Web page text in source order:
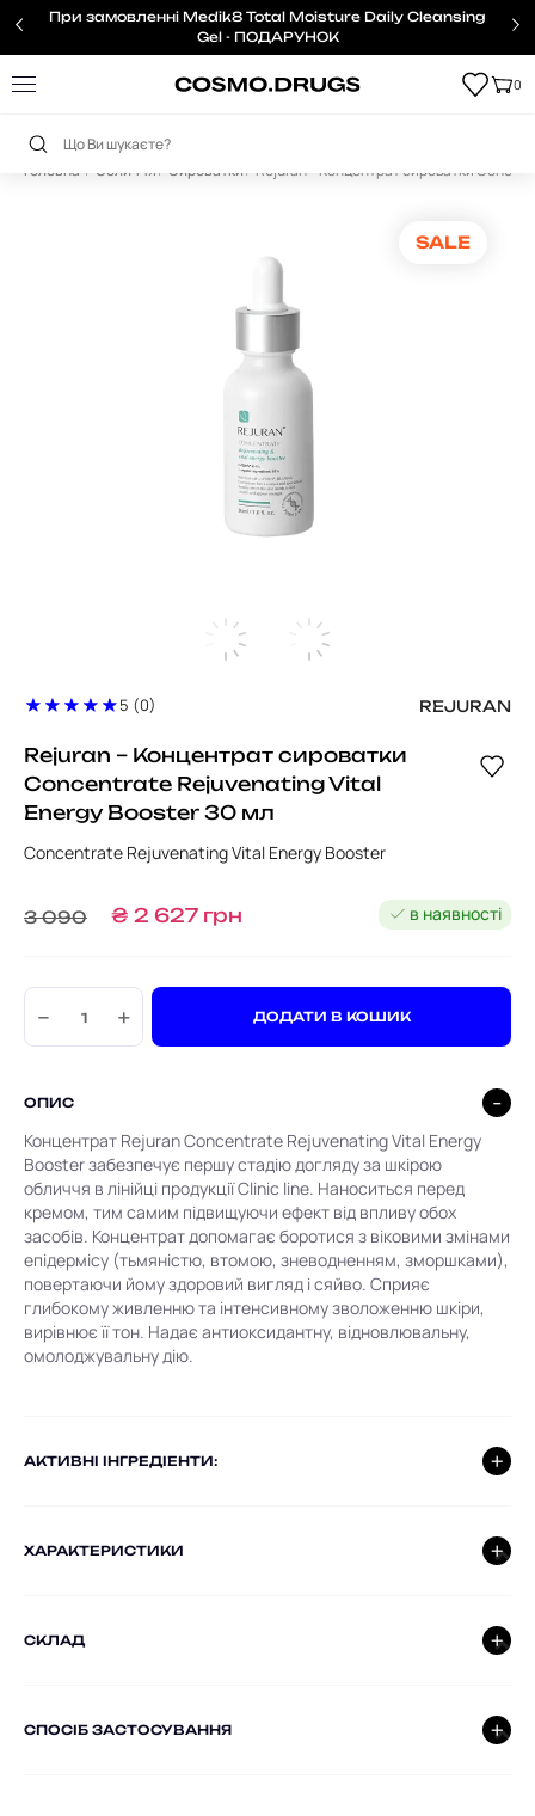
При замовленні Medik8 Total Moisture Daily Cleansing
Gel - ПОДАРУНОК
0
Головна Обличчя Сироватки Rejuran – Концентрат сироватки
SALE
5 (0) REJURAN
Rejuran – Концентрат сироватки
Concentrate Rejuvenating Vital
Energy Booster 30 мл
Concentrate Rejuvenating Vital Energy Booster
3 090 ₴ 2 627 грн в наявності
− + ДОДАТИ В КОШИК
ОПИС
Концентрат Rejuran Concentrate Rejuvenating Vital Energy
Booster забезпечує першу стадію догляду за шкірою
обличчя в лінійці продукції Clinic line. Наноситься перед
кремом, тим самим підвищуючи ефект від впливу обох
засобів. Концентрат допомагає боротися з віковими змінами
епідермісу (тьмяністю, втомою, зневодненням, зморшками),
повертаючи йому здоровий вигляд і сяйво. Сприяє
глибокому живленню та інтенсивному зволоженню шкіри,
вирівнює її тон. Надає антиоксидантну, відновлювальну,
омолоджувальну дію.
AКТИВНІ ІНГРЕДІЕНТИ:
ХАРАКТЕРИСТИКИ
СКЛАД
СПОСІБ ЗАСТОСУВАННЯ